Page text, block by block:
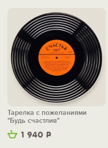
1 940 Р
Тарелка с пожеланиями
"Будь счастлив"